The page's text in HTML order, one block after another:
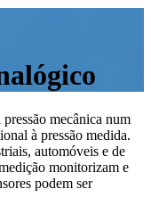
pressão mecânica num
à pressão medida.
automóveis e de
monitorizam e
podem ser